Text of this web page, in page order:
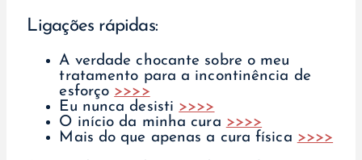
Ligações rápidas:
A verdade chocante sobre o meu
tratamento para a incontinência de
esforço >>>>
Eu nunca desisti >>>>
O início da minha cura >>>>
Mais do que apenas a cura física >>>>